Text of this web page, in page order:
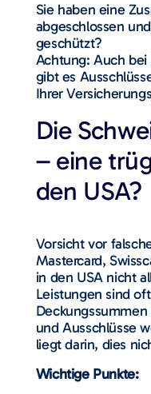
Sie haben eine
abgeschlossen
geschützt?
Achtung: Auch
gibt es
Ihrer
Die
– eine
den USA?
Vorsicht vor
Mastercard,
in den USA nicht
Leistungen sind
und Ausschlüsse
liegt darin, dies
Wichtige Punkte: